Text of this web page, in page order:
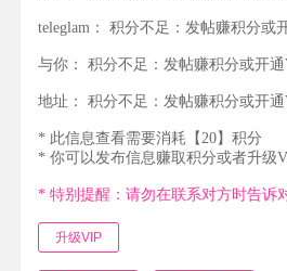
teleglam： 积分不足：发帖赚积分或
与你： 积分不足：发帖赚积分或开通
地址： 积分不足：发帖赚积分或开通
* 此信息查看需要消耗【20】积分
* 你可以发布信息赚取积分或者升级
* 特别提醒：请勿在联系对方时告诉
升级VIP